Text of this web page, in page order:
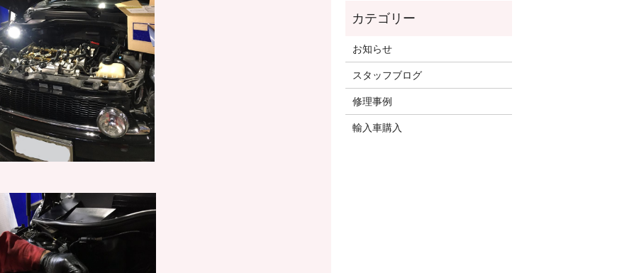
お知らせ
スタッフブログ
修理事例
輸入車購入